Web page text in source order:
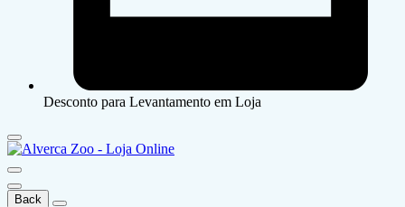
Desconto para Levantamento em Loja
Back